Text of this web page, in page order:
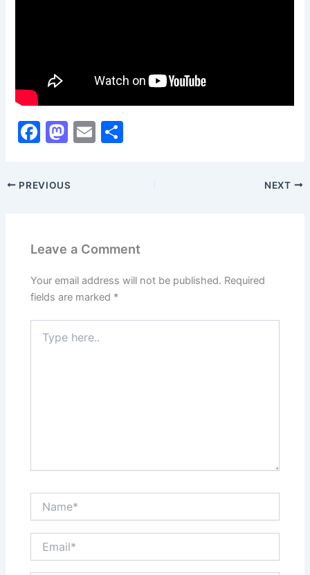
F
c
e
o
k
M
st
o
o
E
PREVIOUS NEXT
Leave a Comment
Your email address will not be published. Required
fields are marked *
here..